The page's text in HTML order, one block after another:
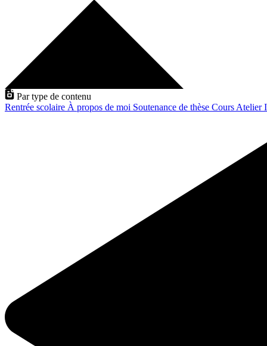
Par type de contenu
Rentrée scolaire À propos de moi Soutenance de thèse Cours Atelier